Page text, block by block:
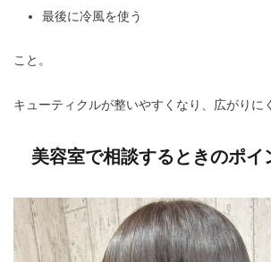
最後に冷風を使う
こと。
キューティクルが整いやすくなり、広がりに
美容室で相談するときのポイ